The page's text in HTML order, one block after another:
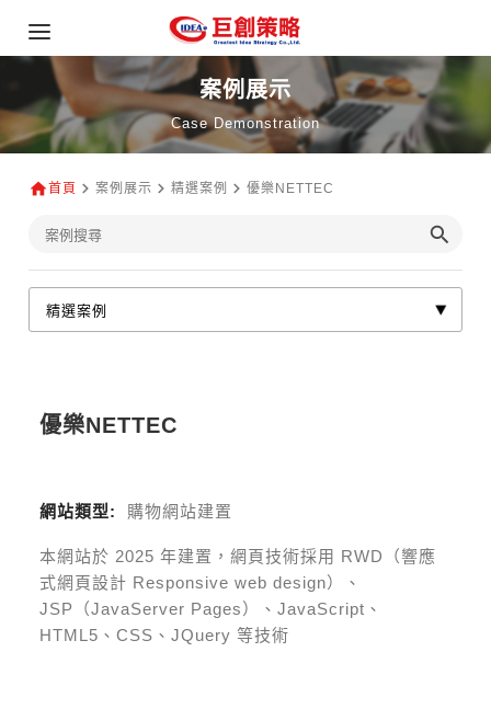
案例展示
Case Demonstration
首頁 案例展示 精選案例 優樂NETTEC
優樂NETTEC
網站類型: 購物網站建置
本網站於 2025 年建置，網頁技術採用 RWD（響應
式網頁設計 Responsive web design）、
JSP（JavaServer Pages）、JavaScript、
HTML5、CSS、JQuery 等技術